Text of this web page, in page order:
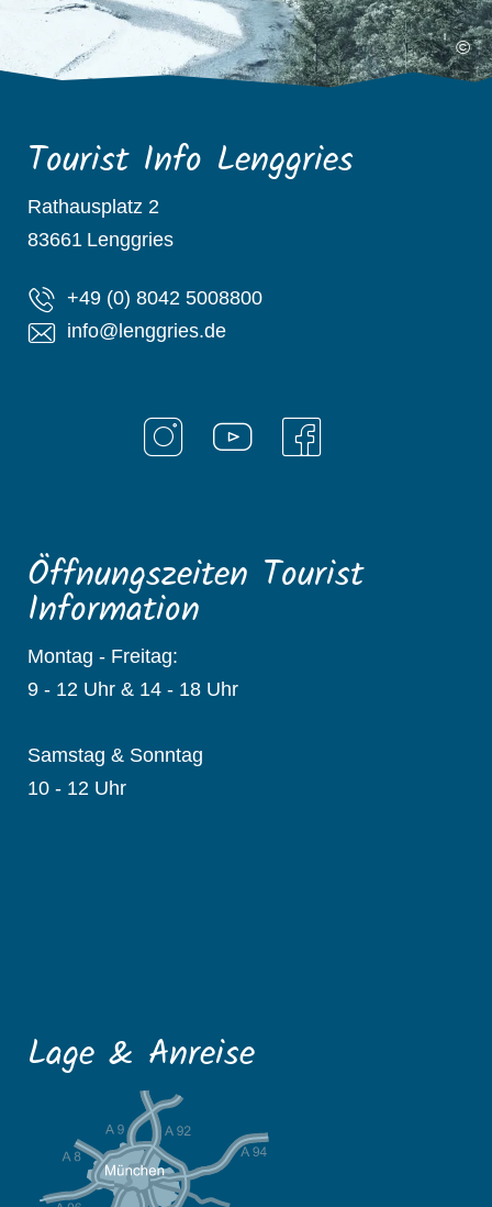
©
Tourist Info Lenggries
Rathausplatz 2
83661 Lenggries
+49 (0) 8042 5008800
info@lenggries.de
Öffnungszeiten Tourist
Information
Montag - Freitag:
9 - 12 Uhr & 14 - 18 Uhr
Samstag & Sonntag
10 - 12 Uhr
Lage & Anreise